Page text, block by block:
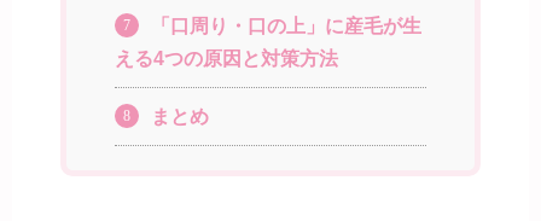
7
「口周り・口の上」に産毛が生
える4つの原因と対策方法
8 まとめ